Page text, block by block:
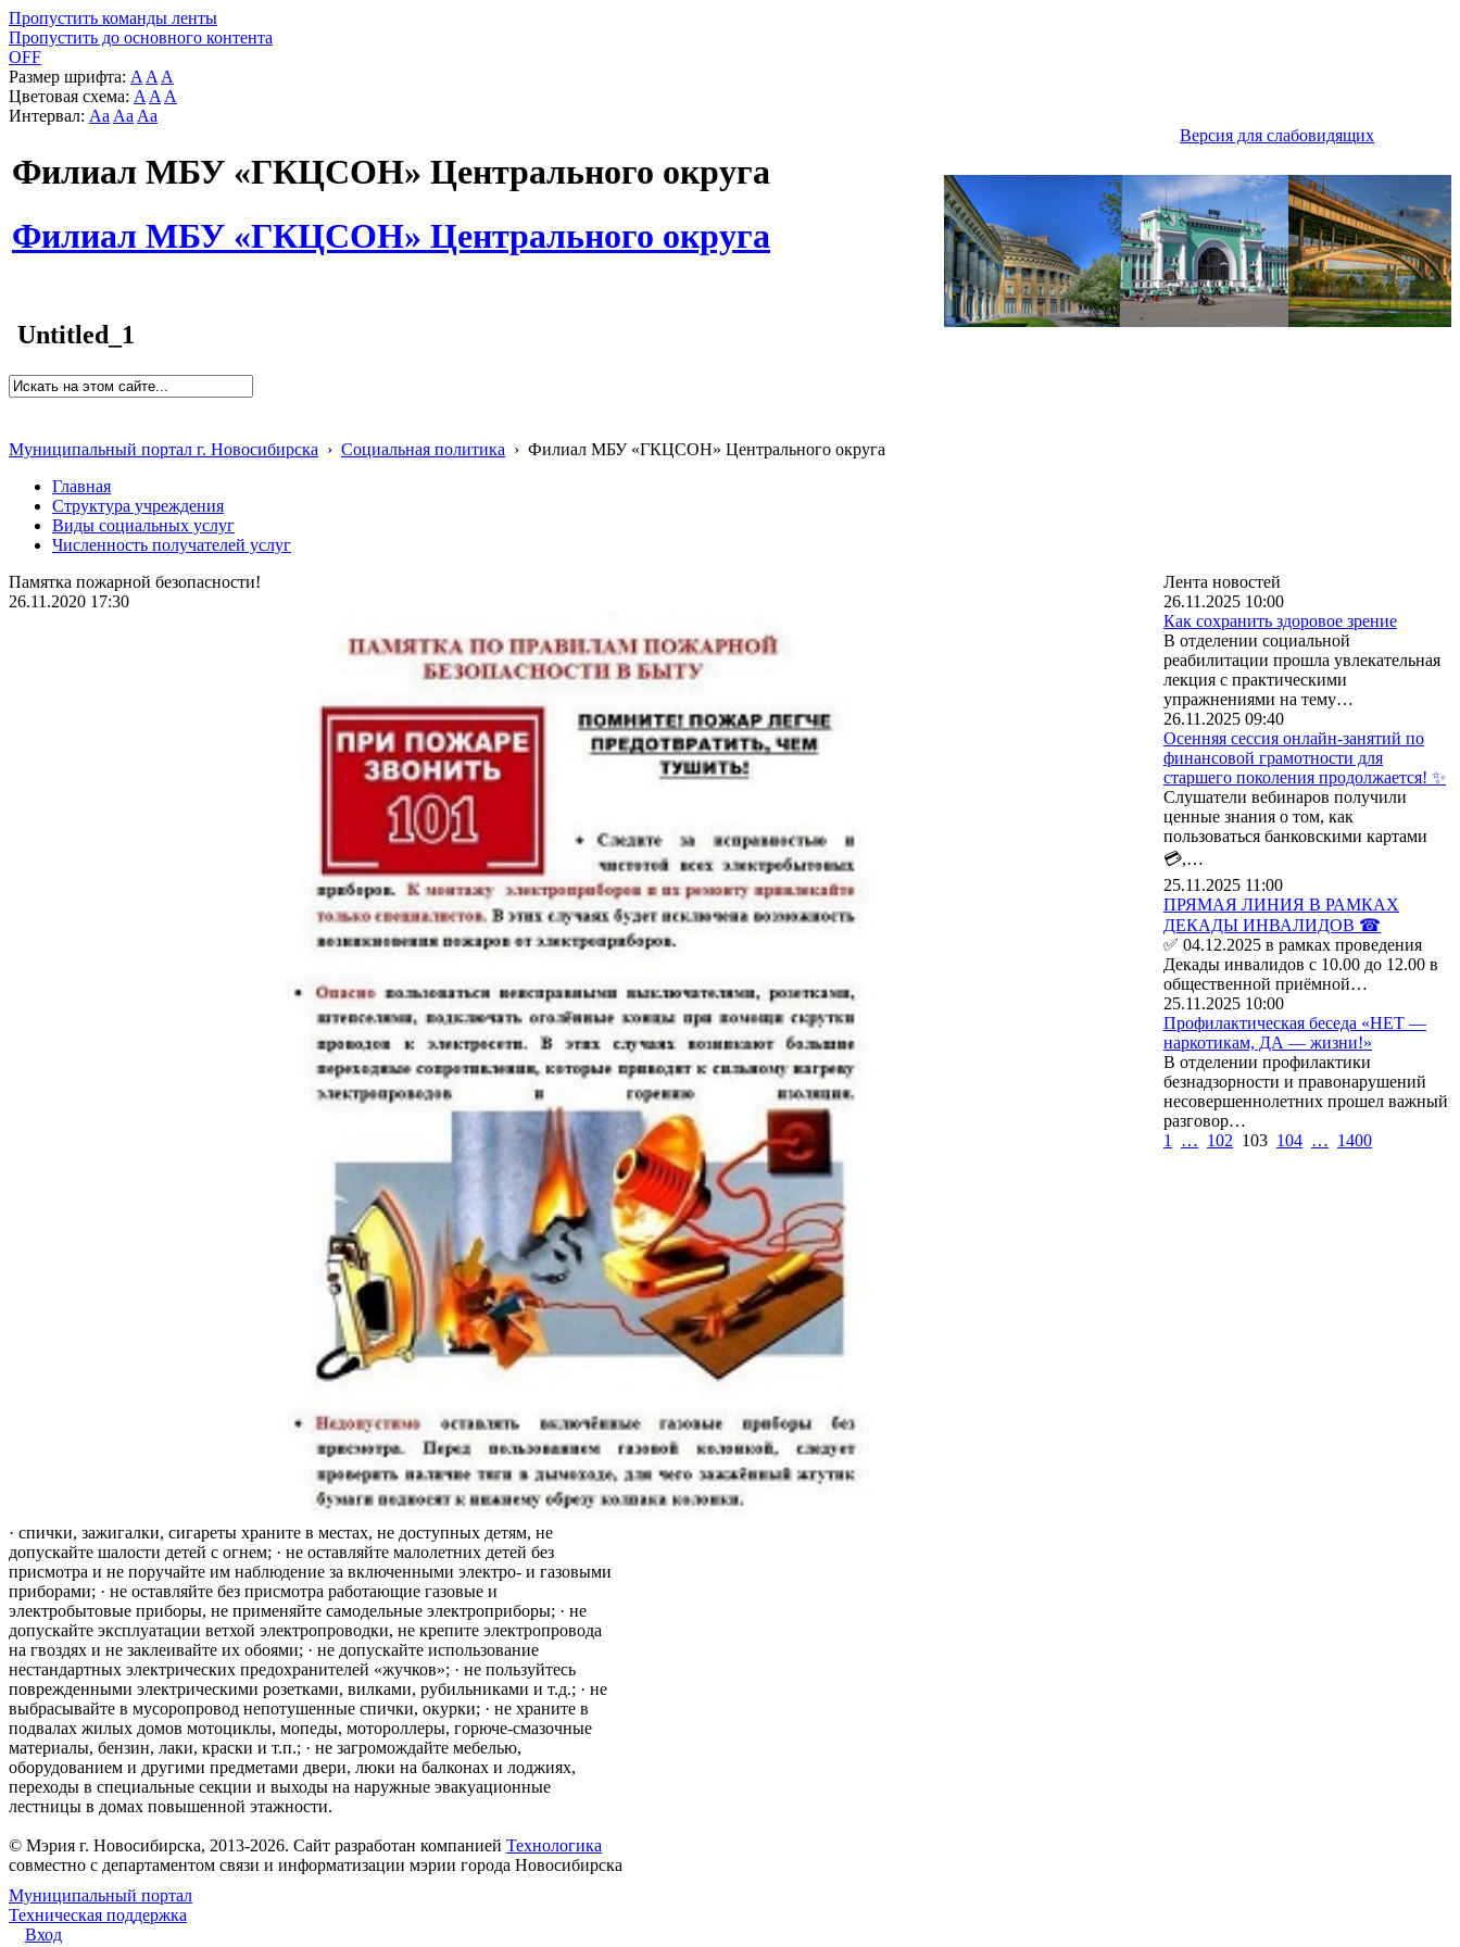
Пропустить команды ленты
Пропустить до основного контента
OFF
Размер шрифта: A A A
Цветовая схема: A A A
Интервал: Aa Aa Aa
Версия для слабовидящих
Филиал МБУ «ГКЦСОН» Центрального округа
Филиал МБУ «ГКЦСОН» Центрального округа
Untitled_1
Муниципальный портал г. Новосибирска › Социальная политика › Филиал МБУ «ГКЦСОН» Центрального округа
Главная
Структура учреждения
Виды социальных услуг
Численность получателей услуг
Памятка пожарной безопасности!
26.11.2020 17:30
· спички, зажигалки, сигареты храните в местах, не доступных детям, не
допускайте шалости детей с огнем; · не оставляйте малолетних детей без
присмотра и не поручайте им наблюдение за включенными электро- и газовыми
приборами; · не оставляйте без присмотра работающие газовые и
электробытовые приборы, не применяйте самодельные электроприборы; · не
допускайте эксплуатации ветхой электропроводки, не крепите электропровода
на гвоздях и не заклеивайте их обоями; · не допускайте использование
нестандартных электрических предохранителей «жучков»; · не пользуйтесь
поврежденными электрическими розетками, вилками, рубильниками и т.д.; · не
выбрасывайте в мусоропровод непотушенные спички, окурки; · не храните в
подвалах жилых домов мотоциклы, мопеды, мотороллеры, горюче-смазочные
материалы, бензин, лаки, краски и т.п.; · не загромождайте мебелью,
оборудованием и другими предметами двери, люки на балконах и лоджиях,
переходы в специальные секции и выходы на наружные эвакуационные
лестницы в домах повышенной этажности.
Лента новостей
26.11.2025 10:00
Как сохранить здоровое зрение
В отделении социальной
реабилитации прошла увлекательная
лекция с практическими
упражнениями на тему…
26.11.2025 09:40
Осенняя сессия онлайн-занятий по
финансовой грамотности для
старшего поколения продолжается! ✨
Слушатели вебинаров получили
ценные знания о том, как
пользоваться банковскими картами
💳,…
25.11.2025 11:00
ПРЯМАЯ ЛИНИЯ В РАМКАХ
ДЕКАДЫ ИНВАЛИДОВ ☎
✅ 04.12.2025 в рамках проведения
Декады инвалидов с 10.00 до 12.00 в
общественной приёмной…
25.11.2025 10:00
Профилактическая беседа «НЕТ —
наркотикам, ДА — жизни!»
‎В отделении профилактики
безнадзорности и правонарушений
несовершеннолетних прошел важный
разговор…
1
… 102 103 104 … 1400
© Мэрия г. Новосибирска, 2013-2026. Сайт разработан компанией Технологика
совместно с департаментом связи и информатизации мэрии города Новосибирска
Муниципальный портал
Техническая поддержка
Вход